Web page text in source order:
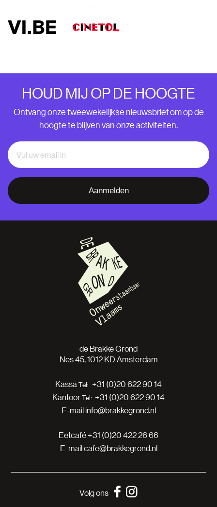
HOUD MIJ OP DE HOOGTE
Ontvang onze tweewekelijkse nieuwsbrief om op de
hoogte te blijven van onze activiteiten.
Aanmelden
de Brakke Grond
Nes 45, 1012 KD Amsterdam
Kassa
+31 (0)20 622 90 14
Kantoor
+31 (0)20 622 90 14
E-mailinfo@brakkegrond.nl
Eetcafé+31 (0)20 422 26 66
E-mailcafe@brakkegrond.nl
Volg ons